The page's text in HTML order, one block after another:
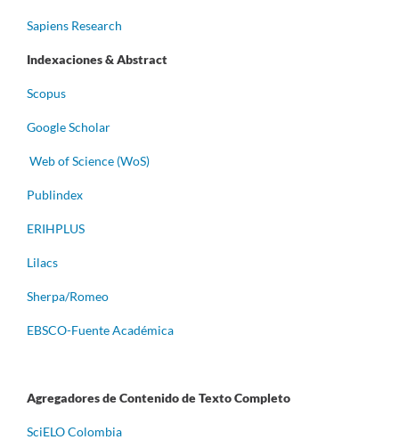
Sapiens Research
Indexaciones & Abstract
Scopus
Google Scholar
Web of Science (WoS)
Publindex
ERIHPLUS
Lilacs
Sherpa/Romeo
EBSCO-Fuente Académica
Agregadores de Contenido de Texto Completo
SciELO Colombia